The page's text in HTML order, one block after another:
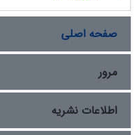
صفحه اصلی
مرور
اطلاعات نشریه